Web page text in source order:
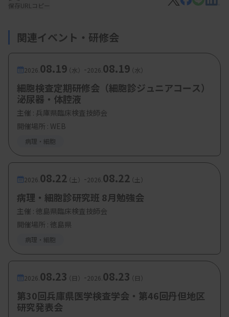
眞杉洋平氏（東海大学医学部基盤診療学系病理
診断学）
・演題４ 腎泌尿器（腎がん）
大江知里氏（兵庫医科大学医学部病理学・病理
診断部門）
・演題５ 肺癌
林大久生（順天堂大学医学部 人体病理病態学
講座）
【参加費・定員など】
・参加費：10000円
・定員：800人（先着）
保存URLコピー
関連イベント・研修会
2026. 08.19（水） -2026. 08.19（水）
細胞検査定期研修会（細胞診ジュニアコース）
泌尿器・体腔液
主催 : 兵庫県臨床検査技師会
開催場所 : WEB
病理・細胞
2026. 08.22（土） -2026. 08.22（土）
病理・細胞診研究班 8月勉強会
主催 : 徳島県臨床検査技師会
開催場所 : 徳島県
病理・細胞
2026. 08.23（日） -2026. 08.23（日）
第30回兵庫県医学検査学会・第46回丹但地区
研究発表会